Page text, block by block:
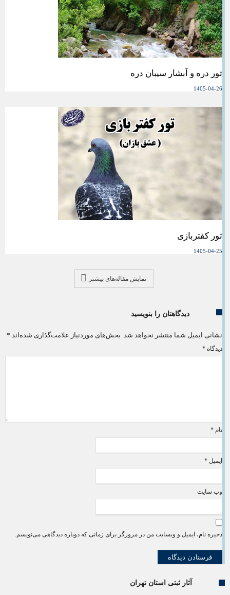
تور دره و آبشار سیبان دره
1405-04-26
تور کفتربازی
1405-04-25
نمایش مقاله‌های بیشتر
دیدگاهتان را بنویسید
نشانی ایمیل شما منتشر نخواهد شد. بخش‌های موردنیاز علامت‌گذاری شده‌اند *
دیدگاه *
نام *
ایمیل *
وب‌ سایت
ذخیره نام، ایمیل و وبسایت من در مرورگر برای زمانی که دوباره دیدگاهی می‌نویسم.
آثار ثبتی استان تهران